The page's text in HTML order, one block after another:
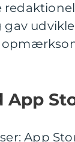
App
App